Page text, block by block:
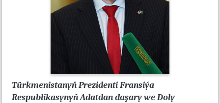
Türkmenistanyň Prezidenti Fransiýa
Respublikasynyň Adatdan daşary we Doly